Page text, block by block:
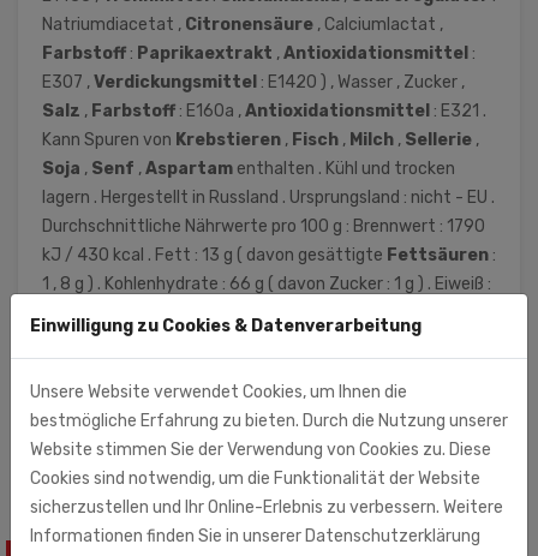
Natriumdiacetat , Citronensäure , Calciumlactat ,
Farbstoff : Paprikaextrakt ,Antioxidationsmittel :
E307 ,Verdickungsmittel : E1420 ) , Wasser , Zucker ,
Salz , Farbstoff : E160a ,Antioxidationsmittel : E321 .
Kann Spuren von Krebstieren , Fisch , Milch , Sellerie ,
Soja , Senf ,Aspartam enthalten . Kühl und trocken
lagern . Hergestellt in Russland . Ursprungsland : nicht - EU .
Durchschnittliche Nährwerte pro 100 g : Brennwert : 1790
kJ / 430 kcal . Fett : 13 g ( davon gesättigte Fettsäuren :
1 , 8 g ) . Kohlenhydrate : 66 g ( davon Zucker : 1 g ) . Eiweiß :
Rust-Impex GmbH (Importeur)
Zschortauer Str. 3
04129 Leipzig
Einwilligung zu Cookies & Datenverarbeitung
Unsere Website verwendet Cookies, um Ihnen die
bestmögliche Erfahrung zu bieten. Durch die Nutzung unserer
Website stimmen Sie der Verwendung von Cookies zu. Diese
Cookies sind notwendig, um die Funktionalität der Website
sicherzustellen und Ihr Online-Erlebnis zu verbessern. Weitere
Informationen finden Sie in unserer Datenschutzerklärung